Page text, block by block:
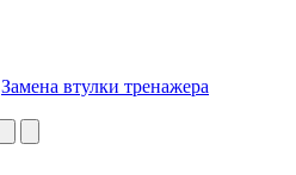
Замена втулки тренажера